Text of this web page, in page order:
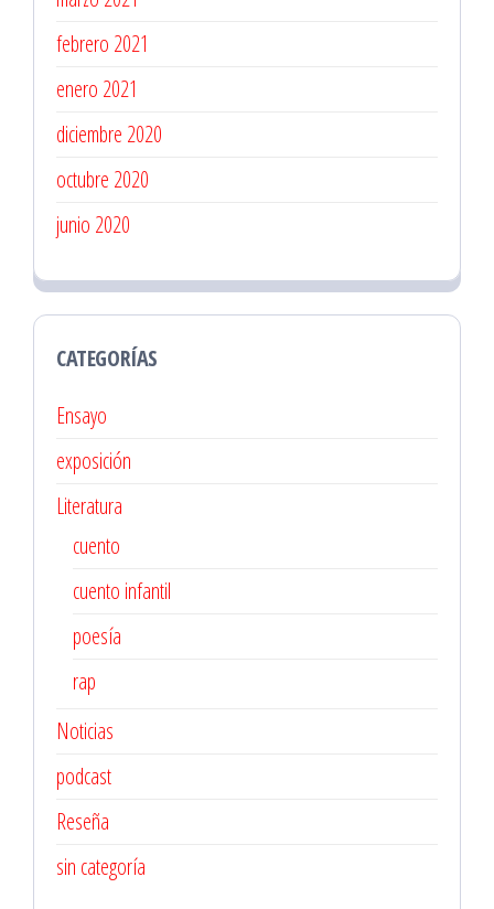
febrero 2021
enero 2021
diciembre 2020
octubre 2020
junio 2020
CATEGORÍAS
Ensayo
exposición
Literatura
cuento
cuento infantil
poesía
rap
Noticias
podcast
Reseña
sin categoría